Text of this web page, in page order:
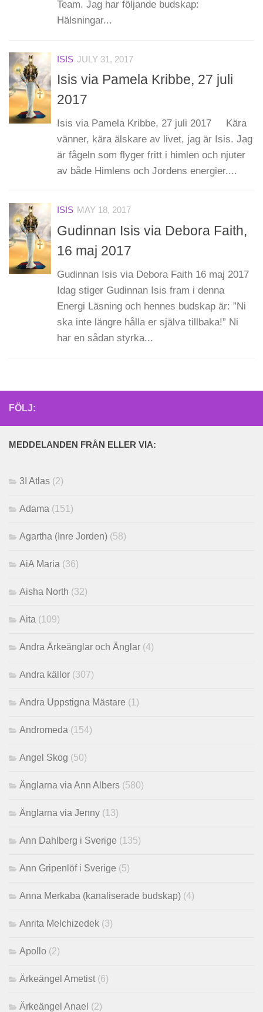
Team. Jag har följande budskap:
Hälsningar...
ISIS JULY 31, 2017
Isis via Pamela Kribbe, 27 juli
2017
Isis via Pamela Kribbe, 27 juli 2017 Kära
vänner, kära älskare av livet, jag är Isis. Jag
är fågeln som flyger fritt i himlen och njuter
av både Himlens och Jordens energier....
ISIS MAY 18, 2017
Gudinnan Isis via Debora Faith,
16 maj 2017
Gudinnan Isis via Debora Faith 16 maj 2017
Idag stiger Gudinnan Isis fram i denna
Energi Läsning och hennes budskap är: ”Ni
ska inte längre hålla er själva tillbaka!” Ni
har en sådan styrka...
FÖLJ:
MEDDELANDEN FRÅN ELLER VIA:
3I Atlas (2)
Adama (151)
Agartha (Inre Jorden) (58)
AiA Maria (36)
Aisha North (32)
Aita (109)
Andra Ärkeänglar och Änglar (4)
Andra källor (307)
Andra Uppstigna Mästare (1)
Andromeda (154)
Angel Skog (50)
Änglarna via Ann Albers (580)
Änglarna via Jenny (13)
Ann Dahlberg i Sverige (135)
Ann Gripenlöf i Sverige (5)
Anna Merkaba (kanaliserade budskap) (4)
Anrita Melchizedek (3)
Apollo (2)
Ärkeängel Ametist (6)
Ärkeängel Anael (2)